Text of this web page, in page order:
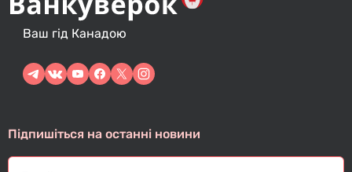
Ваш гід Канадою
Підпишіться на останні новини